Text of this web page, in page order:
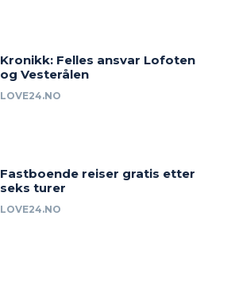
Kronikk: Felles ansvar Lofoten
og Vesterålen
LOVE24.NO
Fastboende reiser gratis etter
seks turer
LOVE24.NO